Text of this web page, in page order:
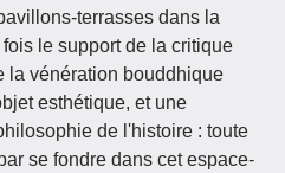
terrasses dans la
le support de la critique
la vénération bouddhique
esthétique, et une
de l'histoire : toute
se fondre dans cet espace-